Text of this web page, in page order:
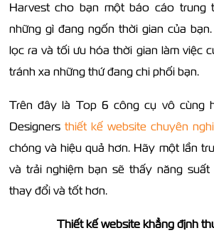
Harvest cho bạn một báo cáo trung
những gì đang ngốn thời gian của
lọc ra và tối ưu hóa thời gian làm việc
tránh xa những thứ đang chi phối bạn.
Trên đây là Top 6 công cụ vô cùng
Designers thiết kế website chuyên
chóng và hiệu quả hơn. Hãy một lần
và trải nghiệm bạn sẽ thấy năng suất
thay đổi và tốt hơn.
Thiết kế website khẳng định